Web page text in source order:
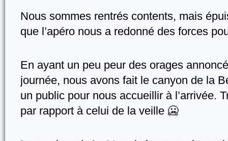
Nous sommes rentrés contents, mais
que l’apéro nous a redonné des forces
En ayant un peu peur des orages
journée, nous avons fait le canyon de la
un public pour nous accueillir à l’arrivée.
par rapport à celui de la veille 🥶